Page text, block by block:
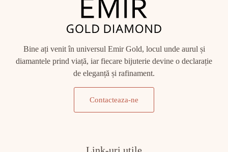
Bine ați venit în universul Emir Gold, locul unde aurul și
diamantele prind viață, iar fiecare bijuterie devine o declarație
de eleganță și rafinament.
Contacteaza-ne
Link-uri utile